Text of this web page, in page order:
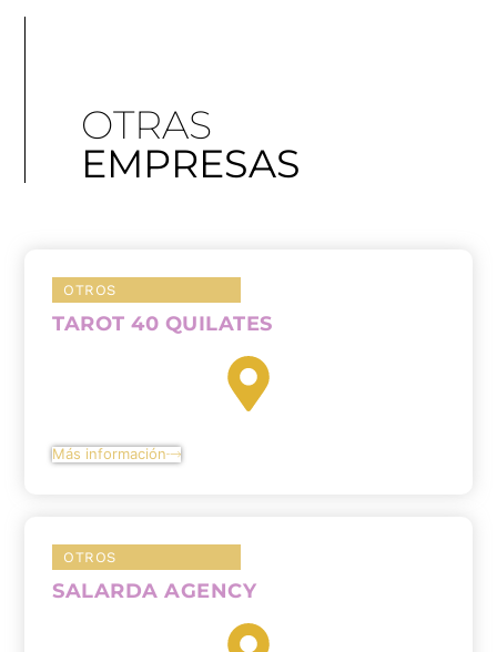
OTRAS
EMPRESAS
OTROS
TAROT 40 QUILATES
Más información
OTROS
SALARDA AGENCY